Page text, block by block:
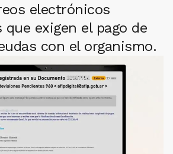
electrónicos
exigen el pago de
con el organismo.